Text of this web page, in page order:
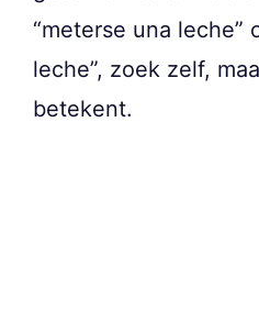
“meterse una leche”
leche”, zoek zelf,
betekent.